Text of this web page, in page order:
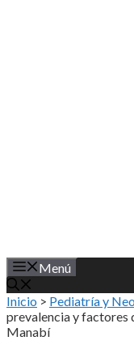
Menú
Inicio > Pediatría y
prevalencia y factores
Manabí